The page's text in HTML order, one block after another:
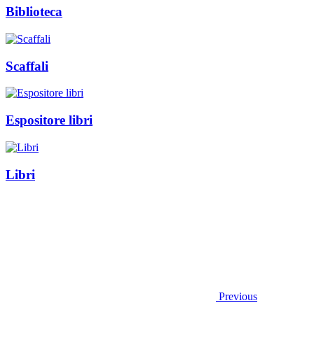
Biblioteca
Scaffali
Espositore libri
Libri
Previous